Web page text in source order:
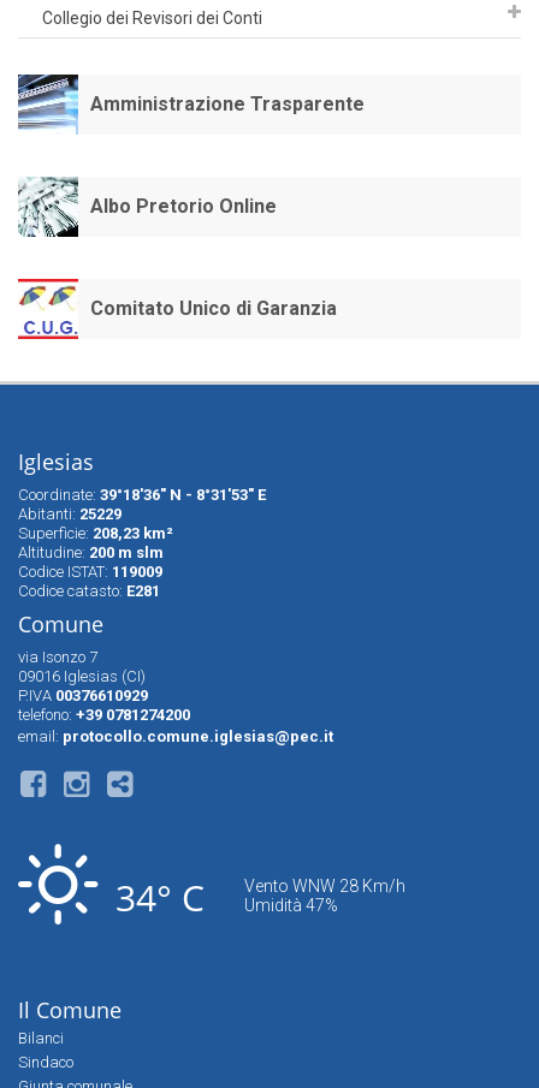
Collegio dei Revisori dei Conti
Amministrazione Trasparente
Albo Pretorio Online
Comitato Unico di Garanzia
Iglesias
Coordinate: 39°18'36" N - 8°31'53" E
Abitanti: 25229
Superfìcie: 208,23 km²
Altitudine: 200 m slm
Codice ISTAT: 119009
Codice catasto: E281
Comune
via Isonzo 7
09016 Iglesias (CI)
P.IVA 00376610929
telefono: +39 0781274200
email: protocollo.comune.iglesias@pec.it
34° C
Vento WNW 28 Km/h
Umidità 47%
Il Comune
Bilanci
Sindaco